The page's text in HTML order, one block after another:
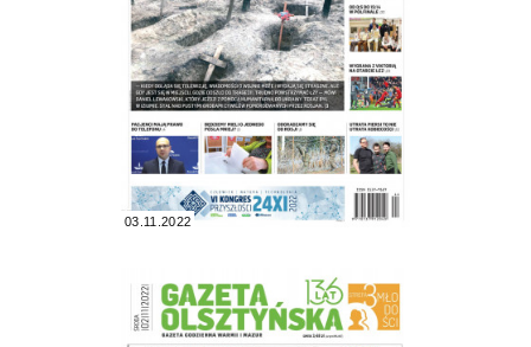
03.11.2022